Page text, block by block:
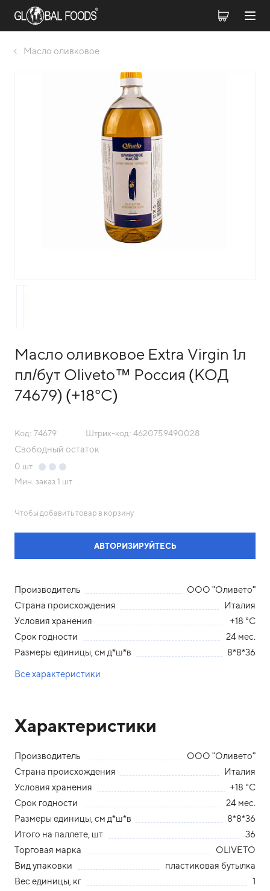
Масло оливковое
Масло оливковое Extra Virgin 1л
пл/бут Oliveto™ Россия (КОД
74679) (+18°С)
Код: 74679 Штрих-код: 4620759490028
Свободный остаток
0 шт
Мин. заказ 1 шт
Чтобы добавить товар в корзину
АВТОРИЗИРУЙТЕСЬ
Производитель
ООО "Оливето"
Страна происхождения
Италия
Условия хранения
+18 °С
Срок годности
24 мес.
Размеры единицы, см д*ш*в
8*8*36
Все характеристики
Характеристики
Производитель
ООО "Оливето"
Страна происхождения
Италия
Условия хранения
+18 °С
Срок годности
24 мес.
Размеры единицы, см д*ш*в
8*8*36
Итого на паллете, шт
36
Торговая марка
OLIVETO
Вид упаковки
пластиковая бутылка
Вес единицы, кг
1